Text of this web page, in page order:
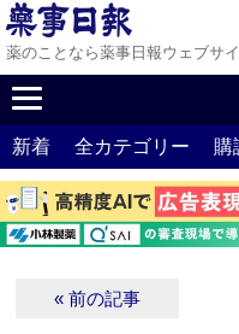
薬のことなら薬事日報ウェブサ
新着 全カテゴリー 購
« 前の記事